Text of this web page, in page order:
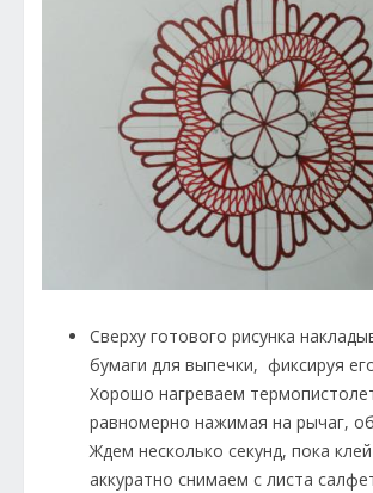
Сверху готового рисунка
бумаги для выпечки, фиксируя
Хорошо нагреваем
равномерно нажимая на рычаг,
Ждем несколько секунд, пока
аккуратно снимаем с листа